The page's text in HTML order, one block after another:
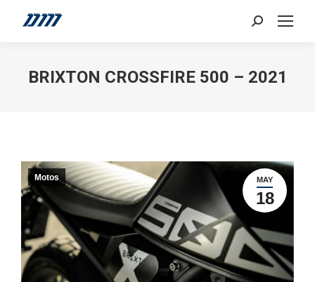
Search:
BRIXTON CROSSFIRE 500 – 2021
MAY
18
Motos